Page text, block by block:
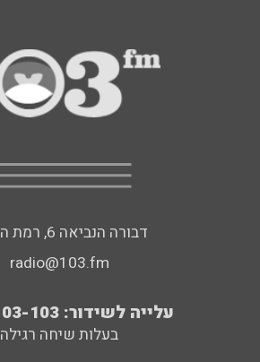
דבורה הנביאה 6, רמת השרון
radio@103.fm
עלייה לשידור: 0552-103-103
בעלות שיחה רגילה